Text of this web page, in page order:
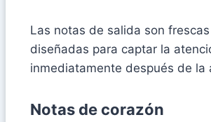
Las notas de salida son
diseñadas para captar la
inmediatamente después de la
Notas de corazón